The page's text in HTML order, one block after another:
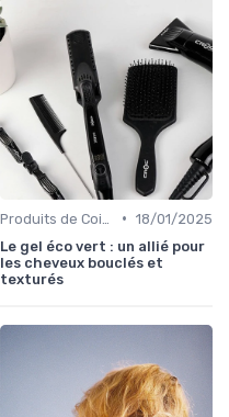
• 18/01/2025
Le gel éco vert : un allié pour
les cheveux bouclés et
texturés